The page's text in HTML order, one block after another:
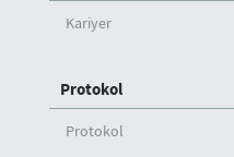
Kariyer
Protokol
Protokol